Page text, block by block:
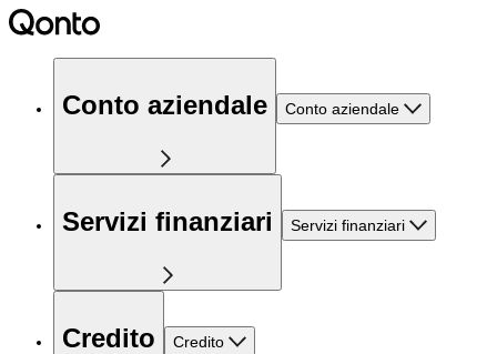
Conto aziendale Conto aziendale
Servizi finanziari Servizi finanziari
Credito Credito